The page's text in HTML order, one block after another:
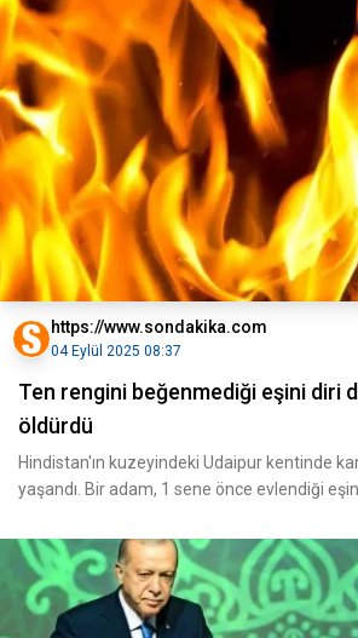
https://www.sondakika.com
04 Eylül 2025 08:37
Ten rengini beğenmediği eşini diri
öldürdü
Hindistan'ın kuzeyindeki Udaipur kentinde
yaşandı. Bir adam, 1 sene önce evlendiği